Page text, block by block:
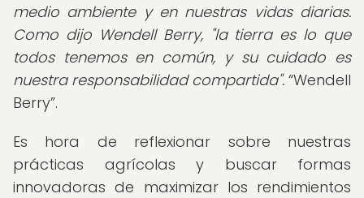
medio ambiente y en nuestras vidas diarias.
Como dijo Wendell Berry, "la tierra es lo que
todos tenemos en común, y su cuidado es
nuestra responsabilidad compartida". Wendell
Berry .
Es hora de reflexionar sobre nuestras
prácticas agrícolas y buscar formas
innovadoras de maximizar los rendimientos